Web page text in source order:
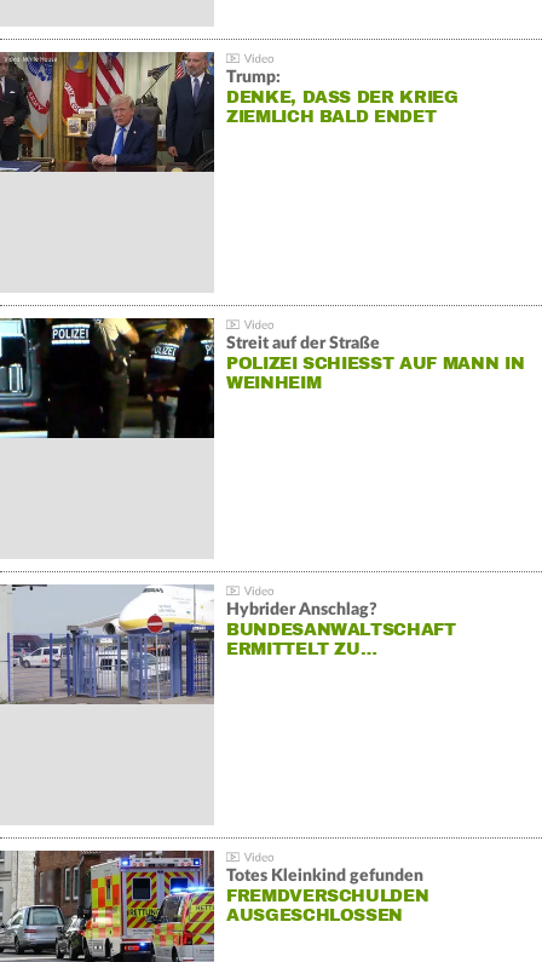
Trump:
DENKE, DASS DER KRIEG
ZIEMLICH BALD ENDET
Streit auf der Straße
POLIZEI SCHIESST AUF MANN IN W
EINHEIM
Hybrider Anschlag?
BUNDESANWALTSCHAFT
ERMITTELT ZU…
Totes Kleinkind gefunden
FREMDVERSCHULDEN
AUSGESCHLOSSEN